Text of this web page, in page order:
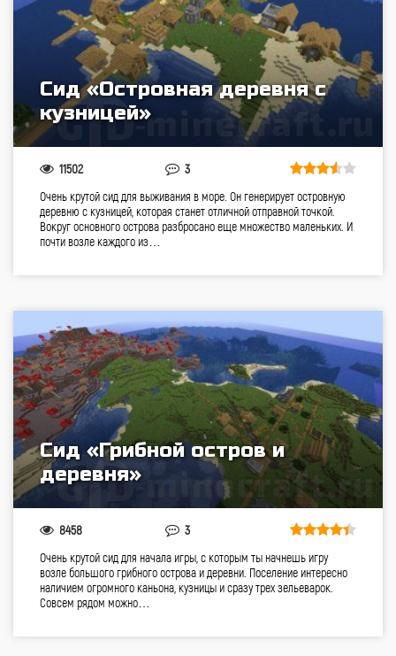
Сид «Островная деревня с
кузницей»
11502 3
Очень крутой сид для выживания в море. Он генерирует островную
деревню с кузницей, которая станет отличной отправной точкой.
Вокруг основного острова разбросано еще множество маленьких. И
почти возле каждого из…
Сид «Грибной остров и
деревня»
8458 3
Очень крутой сид для начала игры, с которым ты начнешь игру
возле большого грибного острова и деревни. Поселение интересно
наличием огромного каньона, кузницы и сразу трех зельеварок.
Совсем рядом можно…